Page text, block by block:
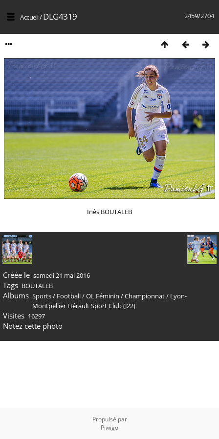
2459/2704
Accueil/DLG4319
Inès BOUTALEB
Créée le samedi 21 mai 2016
Tags BOUTALEB
Albums Sports/ Football/OL Féminin /Championnat/ Lyon-
Montpellier Hérault Sport Club (J22)
Visites 16297
Notez cette photo
Propulsé par
Piwigo